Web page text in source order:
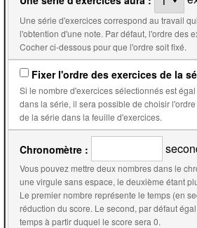
Une série d'exercices correspond au travail
l'obtention d'une note. Par défaut, l'ordre des
Cocher ci-dessous pour que l'ordre soit fixé.
Fixer l'ordre des exercices de la
Si le nombre d'exercices sélectionnés est
dans la série, il sera possible de choisir l'ordre au moment de l'insertion
de la série dans la feuille d'exercices.
Chronomètre :
Vous pouvez mettre deux nombres dans le
une virgule sans espace, le deuxième étant
Le premier nombre représente le temps (en
réduction du score. Le second, par défaut égal au premier, représente le
temps à partir duquel le score sera 0.